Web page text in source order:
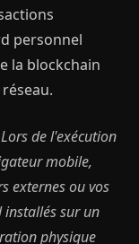
personnel
la blockchain
Lors de l'exécution
mobile,
externes ou vos
sur un
physique